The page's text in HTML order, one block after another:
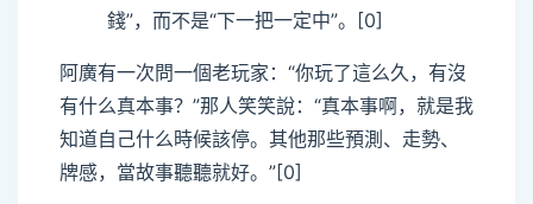
錢”，而不是“下一把一定中”。[0]
阿廣有一次問一個老玩家：“你玩了這么久，有沒
有什么真本事？”那人笑笑說：“真本事啊，就是我
知道自己什么時候該停。其他那些預測、走勢、
牌感，當故事聽聽就好。”[0]